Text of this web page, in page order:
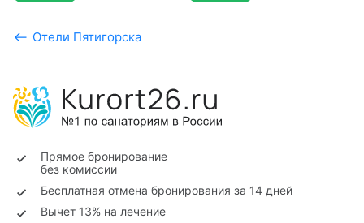
Отели Пятигорска
Прямое бронирование
без комиссии
Бесплатная отмена бронирования за 14 дней
Вычет 13% на лечение